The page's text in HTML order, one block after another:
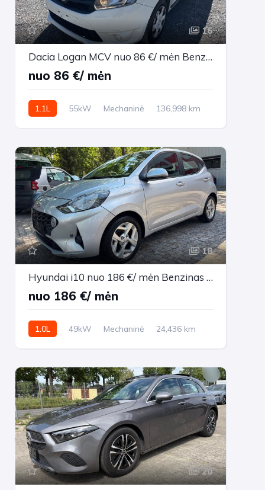
16
Dacia Logan MCV nuo 86 €/ mėn Benzinas 2015m. Universalas Mechaninė
nuo 86 €/ mėn
1.1L 55kW Mechaninė
136,998 km
18
Hyundai i10 nuo 186 €/ mėn Benzinas 2022m. Sedanas Mechaninė
nuo 186 €/ mėn
1.0L 49kW Mechaninė
24,436 km
20